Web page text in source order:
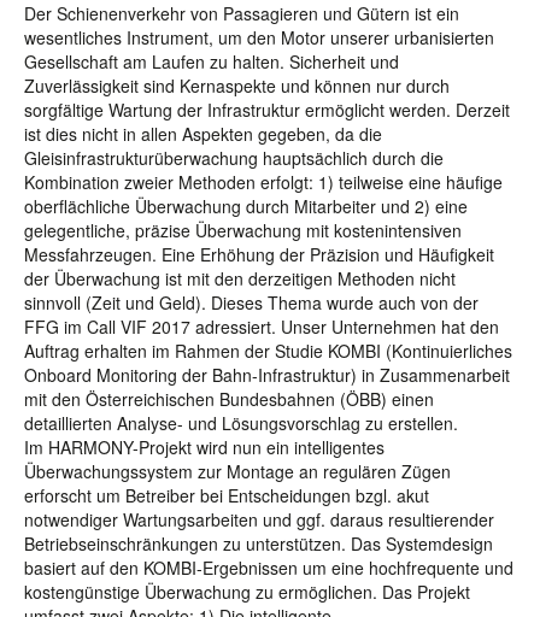
Der Schienenverkehr von Passagieren und Gütern ist ein
wesentliches Instrument, um den Motor unserer urbanisierten
Gesellschaft am Laufen zu halten. Sicherheit und
Zuverlässigkeit sind Kernaspekte und können nur durch
sorgfältige Wartung der Infrastruktur ermöglicht werden. Derzeit
ist dies nicht in allen Aspekten gegeben, da die
Gleisinfrastrukturüberwachung hauptsächlich durch die
Kombination zweier Methoden erfolgt: 1) teilweise eine häufige
oberflächliche Überwachung durch Mitarbeiter und 2) eine
gelegentliche, präzise Überwachung mit kostenintensiven
Messfahrzeugen. Eine Erhöhung der Präzision und Häufigkeit
der Überwachung ist mit den derzeitigen Methoden nicht
sinnvoll (Zeit und Geld). Dieses Thema wurde auch von der
FFG im Call VIF 2017 adressiert. Unser Unternehmen hat den
Auftrag erhalten im Rahmen der Studie KOMBI (Kontinuierliches
Onboard Monitoring der Bahn-Infrastruktur) in Zusammenarbeit
mit den Österreichischen Bundesbahnen (ÖBB) einen
detaillierten Analyse- und Lösungsvorschlag zu erstellen.
Im HARMONY-Projekt wird nun ein intelligentes
Überwachungssystem zur Montage an regulären Zügen
erforscht um Betreiber bei Entscheidungen bzgl. akut
notwendiger Wartungsarbeiten und ggf. daraus resultierender
Betriebseinschränkungen zu unterstützen. Das Systemdesign
basiert auf den KOMBI-Ergebnissen um eine hochfrequente und
kostengünstige Überwachung zu ermöglichen. Das Projekt